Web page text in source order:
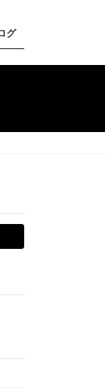
グ